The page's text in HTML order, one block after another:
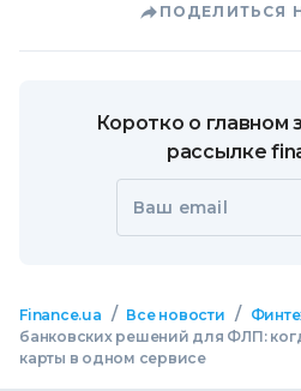
ПОДЕЛИТЬСЯ
Коротко о главном
рассылке
Ваш email
Finance.ua / Все новости /
банковских решений для ФЛП:
карты в одном сервисе